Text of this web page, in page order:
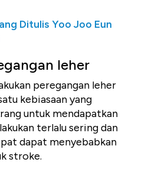
Ditulis Yoo Joo Eun
leher
peregangan leher
kebiasaan yang
untuk mendapatkan
terlalu sering dan
dapat menyebabkan
stroke.